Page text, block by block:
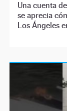
Una cuenta
se aprecia
Los Ángeles